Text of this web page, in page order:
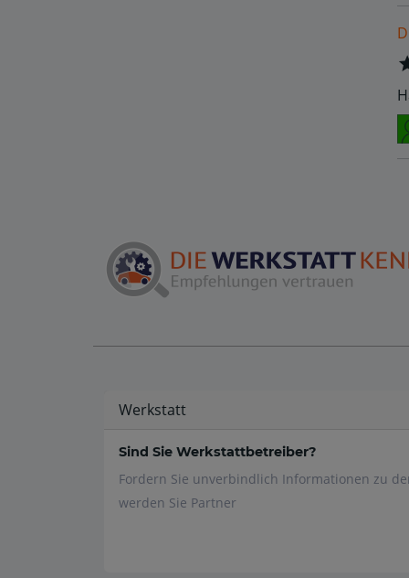
Werkstatt
Sind Sie Werkstattbetreiber?
Fordern Sie unverbindlich Informationen zu
werden Sie Partner